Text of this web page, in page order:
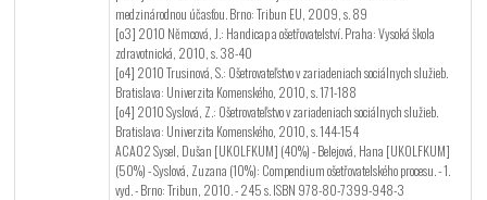
medzinárodnou účasťou. Brno: Tribun EU, 2009, s. 89
[o3] 2010 Němcová, J.: Handicap a ošetřovatelství. Praha: Vysoká škola
zdravotnická, 2010, s. 38-40
[o4] 2010 Trusinová, S.: Ošetrovateľstvo v zariadeniach sociálnych služieb.
Bratislava: Univerzita Komenského, 2010, s. 171-188
[o4] 2010 Syslová, Z.: Ošetrovateľstvo v zariadeniach sociálnych služieb.
Bratislava: Univerzita Komenského, 2010, s. 144-154
ACA02 Sysel, Dušan [UKOLFKUM] (40%) - Belejová, Hana [UKOLFKUM]
(50%) - Syslová, Zuzana (10%): Compendium ošetřovatelského procesu. - 1.
vyd. - Brno: Tribun, 2010. - 245 s. ISBN 978-80-7399-948-3